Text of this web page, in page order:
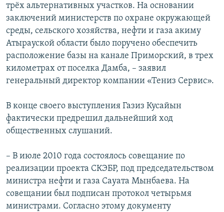
трёх альтернативных участков. На основании
заключений министерств по охране окружающей
среды, сельского хозяйства, нефти и газа акиму
Атырауской области было поручено обеспечить
расположение базы на канале Приморский, в трех
километрах от поселка Дамба, – заявил
генеральный директор компании «Тениз Сервис».
В конце своего выступления Газиз Кусайын
фактически предрешил дальнейший ход
общественных слушаний.
– В июле 2010 года состоялось совещание по
реализации проекта СКЭБР, под председательством
министра нефти и газа Сауата Мынбаева. На
совещании был подписан протокол четырьмя
министрами. Согласно этому документу